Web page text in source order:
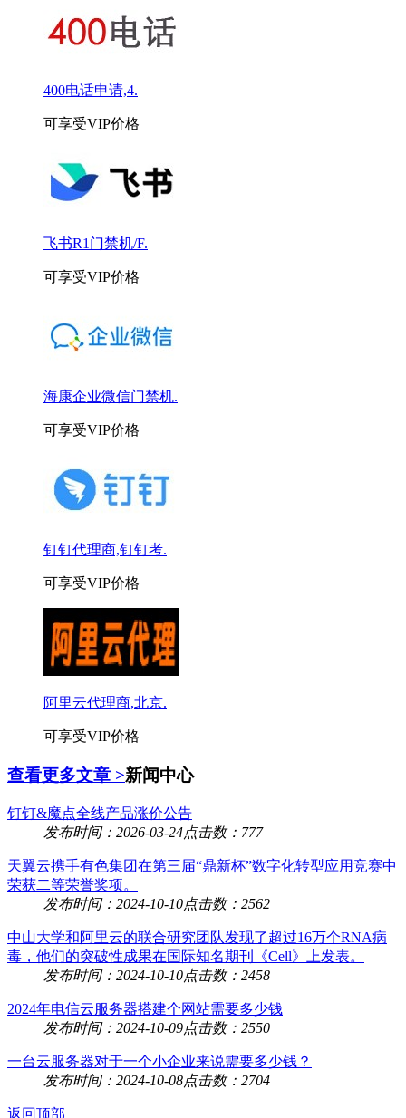
400电话申请,4.
可享受VIP价格
飞书R1门禁机/F.
可享受VIP价格
海康企业微信门禁机.
可享受VIP价格
钉钉代理商,钉钉考.
可享受VIP价格
阿里云代理商,北京.
可享受VIP价格
查看更多文章 >新闻中心
钉钉&魔点全线产品涨价公告
发布时间：2026-03-24点击数：777
天翼云携手有色集团在第三届“鼎新杯”数字化转型应用竞赛中
荣获二等荣誉奖项。
发布时间：2024-10-10点击数：2562
中山大学和阿里云的联合研究团队发现了超过16万个RNA病
毒，他们的突破性成果在国际知名期刊《Cell》上发表。
发布时间：2024-10-10点击数：2458
2024年电信云服务器搭建个网站需要多少钱
发布时间：2024-10-09点击数：2550
一台云服务器对于一个小企业来说需要多少钱？
发布时间：2024-10-08点击数：2704
返回顶部